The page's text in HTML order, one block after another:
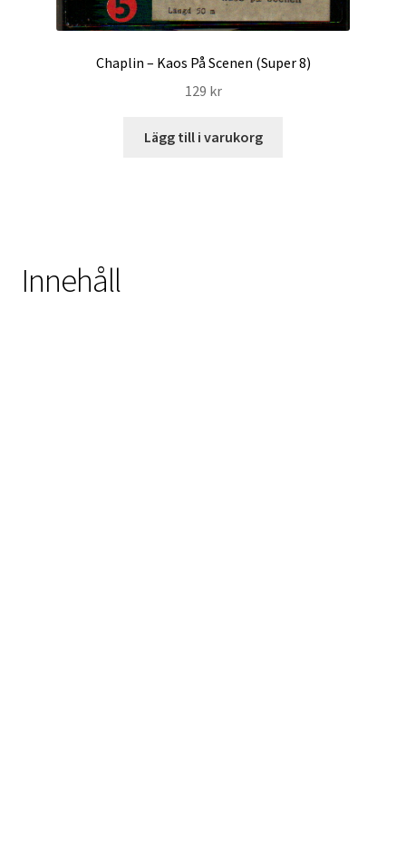
Chaplin – Kaos På Scenen (Super 8)
129 kr
Lägg till i varukorg
Innehåll